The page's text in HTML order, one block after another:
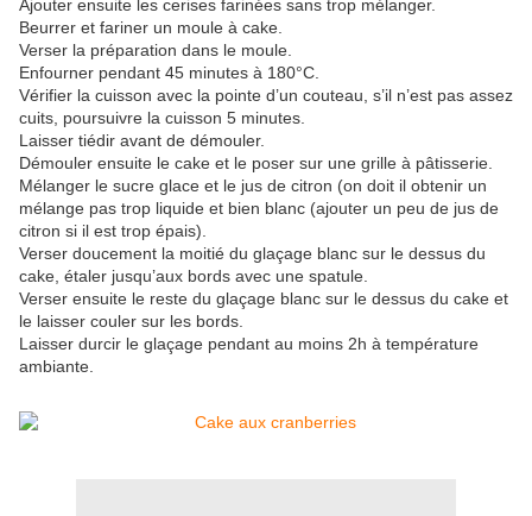
Ajouter ensuite les cerises farinées sans trop mélanger.
Beurrer et fariner un moule à cake.
Verser la préparation dans le moule.
Enfourner pendant 45 minutes à 180°C.
Vérifier la cuisson avec la pointe d’un couteau, s’il n’est pas assez
cuits, poursuivre la cuisson 5 minutes.
Laisser tiédir avant de démouler.
Démouler ensuite le cake et le poser sur une grille à pâtisserie.
Mélanger le sucre glace et le jus de citron (on doit il obtenir un
mélange pas trop liquide et bien blanc (ajouter un peu de jus de
citron si il est trop épais).
Verser doucement la moitié du glaçage blanc sur le dessus du
cake, étaler jusqu’aux bords avec une spatule.
Verser ensuite le reste du glaçage blanc sur le dessus du cake et
le laisser couler sur les bords.
Laisser durcir le glaçage pendant au moins 2h à température
ambiante.